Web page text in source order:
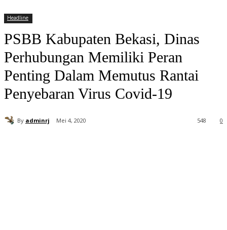
Headline
PSBB Kabupaten Bekasi, Dinas
Perhubungan Memiliki Peran
Penting Dalam Memutus Rantai
Penyebaran Virus Covid-19
By adminrj Mei 4, 2020 0
548